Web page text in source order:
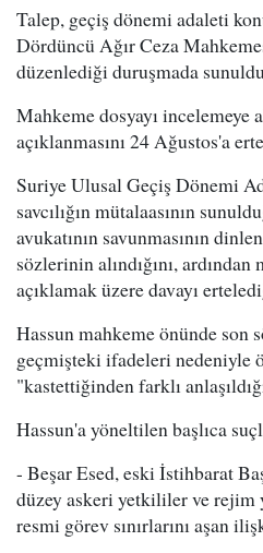
Talep, geçiş dönemi adaleti
Dördüncü Ağır Ceza
düzenlediği duruşmada
Mahkeme dosyayı incelemeye
açıklanmasını 24 Ağustos'a
Suriye Ulusal Geçiş Dönemi
savcılığın mütalaasının
avukatının savunmasının
sözlerinin alındığını,
açıklamak üzere davayı
Hassun mahkeme önünde son
geçmişteki ifadeleri nedeniyle
"kastettiğinden farklı
Hassun'a yöneltilen başlıca
- Beşar Esed, eski İstihbarat
düzey askeri yetkililer ve rejim
resmi görev sınırlarını aşan